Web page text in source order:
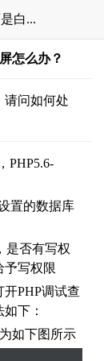
白...
怎么办？
请问如何处
PHP5.6-
置的数据库
是否有写权
予写权限
PHP调试查
下：
如下图所示